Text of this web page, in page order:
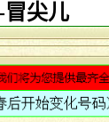
冒尖儿